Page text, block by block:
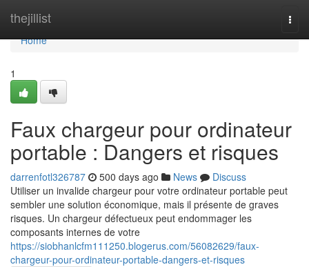
thejillist
Home
Home
1
Faux chargeur pour ordinateur
portable : Dangers et risques
darrenfotl326787 500 days ago News
Discuss
Utiliser un invalide chargeur pour votre ordinateur portable peut
sembler une solution économique, mais il présente de graves
risques. Un chargeur défectueux peut endommager les
composants internes de votre
https://siobhanlcfm111250.blogerus.com/56082629/faux-
chargeur-pour-ordinateur-portable-dangers-et-risques